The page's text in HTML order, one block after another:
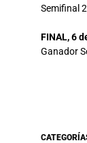
Semifinal
FINAL, 6
Ganador